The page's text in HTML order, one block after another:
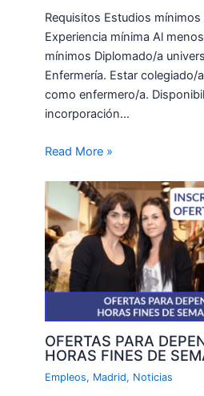
Requisitos Estudios mínimos
Experiencia mínima Al
mínimos Diplomado/a
Enfermería. Estar colegiado/
como enfermero/a.
incorporación…
Read More »
OFERTAS PARA
HORAS FINES DE
Empleos, Madrid, Noticias